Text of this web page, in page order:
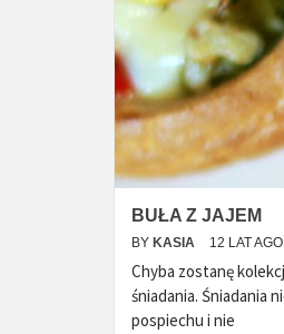
BUŁA Z JAJEM
BY KASIA 12 LAT AGO
Chyba zostanę
śniadania. Śniadania
pospiechu i nie